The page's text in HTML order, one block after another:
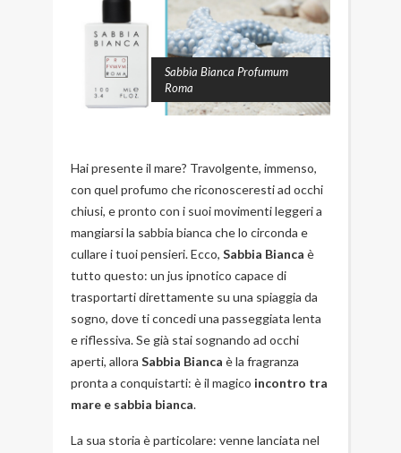
Sabbia Bianca Profumum
Roma
Hai presente il mare? Travolgente, immenso,
con quel profumo che riconosceresti ad occhi
chiusi, e pronto con i suoi movimenti leggeri a
mangiarsi la sabbia bianca che lo circonda e
cullare i tuoi pensieri. Ecco, Sabbia Bianca è
tutto questo: un jus ipnotico capace di
trasportarti direttamente su una spiaggia da
sogno, dove ti concedi una passeggiata lenta
e riflessiva. Se già stai sognando ad occhi
aperti, allora Sabbia Bianca è la fragranza
pronta a conquistarti: è il magico incontro tra
mare e sabbia bianca.
La sua storia è particolare: venne lanciata nel